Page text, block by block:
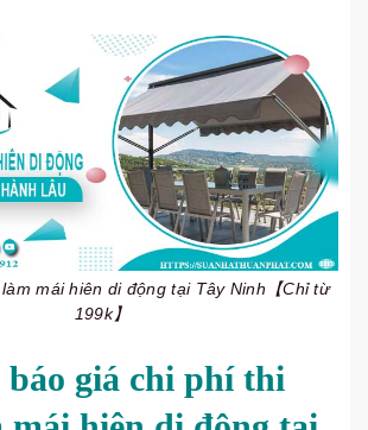
mái hiên di động tại Tây Ninh【Chỉ từ
199k】
báo giá chi phí thi